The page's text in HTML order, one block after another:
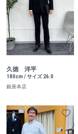
久徳 洋平
180cm / サイズ 26.0
銀座本店